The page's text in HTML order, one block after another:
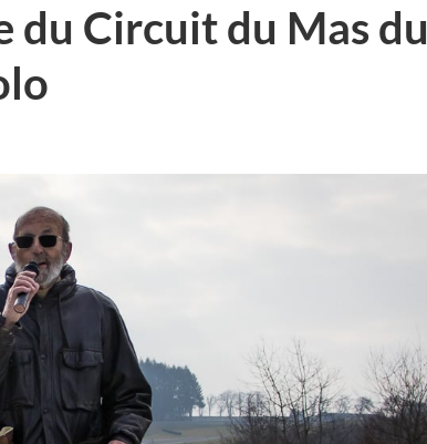
du Circuit du Mas du